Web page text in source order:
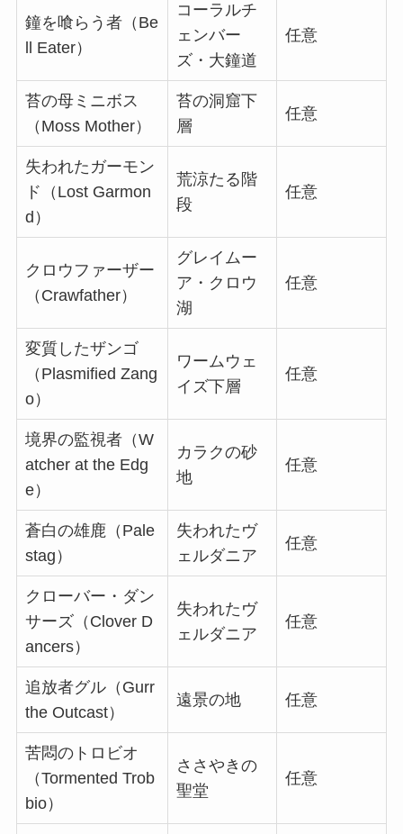
鐘を喰らう者（Be
ll Eater）
コーラルチ
ェンバー
ズ・大鐘道
任意
苔の母ミニボス
（Moss Mother）
苔の洞窟下
層
任意
失われたガーモン
ド（Lost Garmon
d）
荒涼たる階
段
任意
クロウファーザー
（Crawfather）
グレイムー
ア・クロウ
湖
任意
変質したザンゴ
（Plasmified Zang
o）
ワームウェ
イズ下層
任意
境界の監視者（W
atcher at the Edg
e）
カラクの砂
地
任意
蒼白の雄鹿（Pale
stag）
失われたヴ
ェルダニア
任意
クローバー・ダン
サーズ（Clover D
ancers）
失われたヴ
ェルダニア
任意
追放者グル（Gurr
the Outcast）
遠景の地 任意
苦悶のトロビオ
（Tormented Trob
bio）
ささやきの
聖堂
任意